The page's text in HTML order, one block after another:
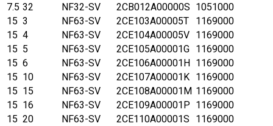
7.5 32 NF32-SV 2CB012A00000S 1051000
15 3 NF63-SV 2CE103A00005T
1169000
15 4 NF63-SV 2CE104A00005V 1169000
15 5 NF63-SV 2CE105A00001G 1169000
15 6 NF63-SV 2CE106A00001H 1169000
15 10 NF63-SV 2CE107A00001K 1169000
15 15 NF63-SV 2CE108A00001M 1169000
15 16 NF63-SV 2CE109A00001P 1169000
15 20 NF63-SV 2CE110A00001S
1169000